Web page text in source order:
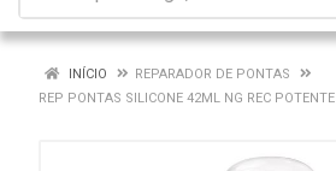
INÍCIO
REPARADOR DE PONTAS
REP PONTAS SILICONE 42ML NG REC POTENTE